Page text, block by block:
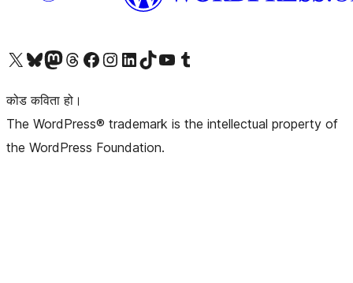
हाम्रो X (पहिले ट्विटर) खातामा जानुहोस्
हाम्रो Bluesky खाता भ्रमण गर्नुहोस्
हाम्रो म्यास्टोडन खाता भ्रमण गर्नुहोस्
हाम्रो थ्रेड्स खातामा जानुहोस्
हाम्रो फेसबुक पेजमा जानुहोस्
हाम्रो इन्स्टाग्राम खातामा जानुहोस्
हाम्रो लिङ्क्डइन खातामा जानुहोस्
हाम्रो TikTok खाता भ्रमण गर्नुहोस्
हाम्रो युट्युब च्यानलमा जानुहोस्
हाम्रो टम्बलर खाता भ्रमण गर्नुहोस्
कोड कविता हो।
The WordPress® trademark is the intellectual property of
the WordPress Foundation.